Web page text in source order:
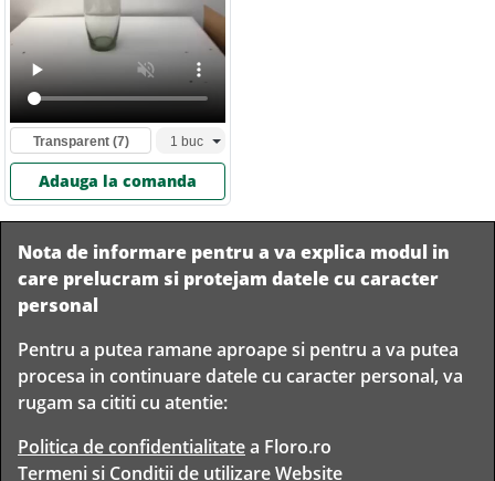
Transparent(7)
Adauga la comanda
Livrare
rapida
Livram in
orice
Romania
Garantam
Nota de informare pentru a va explica modul in
care prelucram si protejam datele cu caracter
personal
Pentru a putea ramane aproape si pentru a va putea
procesa in continuare datele cu caracter personal, va
rugam sa cititi cu atentie:
Politica de confidentialitatea Floro.ro
Termeni si Conditiide utilizare Website